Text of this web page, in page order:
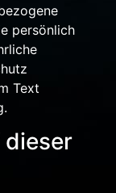
persönlich
Text
dieser